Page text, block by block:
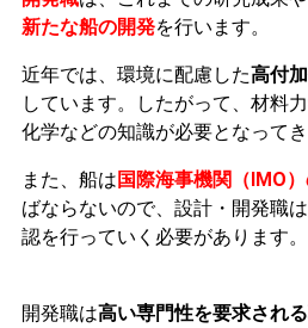
新たな船の開発を行います。
近年では、環境に配慮した高付
しています。したがって、材料
化学などの知識が必要となってき
また、船は 国際海事機関（IMO
ばならないので、設計・開発職
認を行っていく必要があります。
開発職は高い専門性を要求され